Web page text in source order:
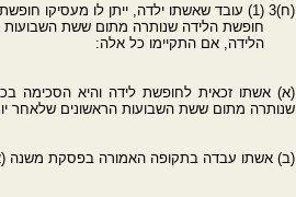
(ח)3 (1) עובד שאשתו ילדה, ייתן לו מעסיקו חופשת לידה חלקית, בתקופת
חופשת הלידה שנותרה מתום ששת השבועות
הלידה, אם התקיימו כל אלה:
(א) אשתו זכאית לחופשת לידה והיא הסכימה
שנותרה מתום ששת השבועות הראשונים שלאחר
(ב) אשתו עבדה בתקופה האמורה בפסקת משנה